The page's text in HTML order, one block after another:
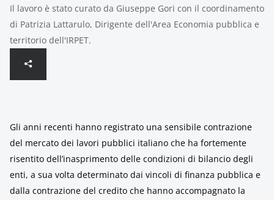
Il lavoro è stato curato da Giuseppe Gori con il coordinamento
di Patrizia Lattarulo, Dirigente dell'Area Economia pubblica e
territorio dell'IRPET.
Gli anni recenti hanno registrato una sensibile contrazione
del mercato dei lavori pubblici italiano che ha fortemente
risentito dell’inasprimento delle condizioni di bilancio degli
enti, a sua volta determinato dai vincoli di finanza pubblica e
dalla contrazione del credito che hanno accompagnato la